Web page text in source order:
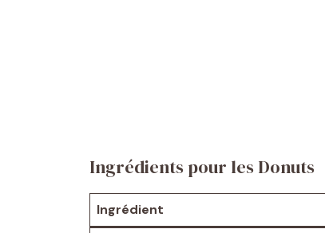
Ingrédients pour les Donuts
Ingrédient